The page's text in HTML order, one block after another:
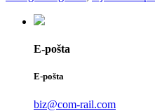
E-pošta
E-pošta
biz@com-rail.com